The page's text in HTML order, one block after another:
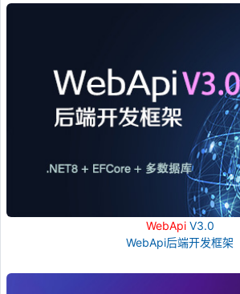
WebApiV3.0
WebApi后端开发框架